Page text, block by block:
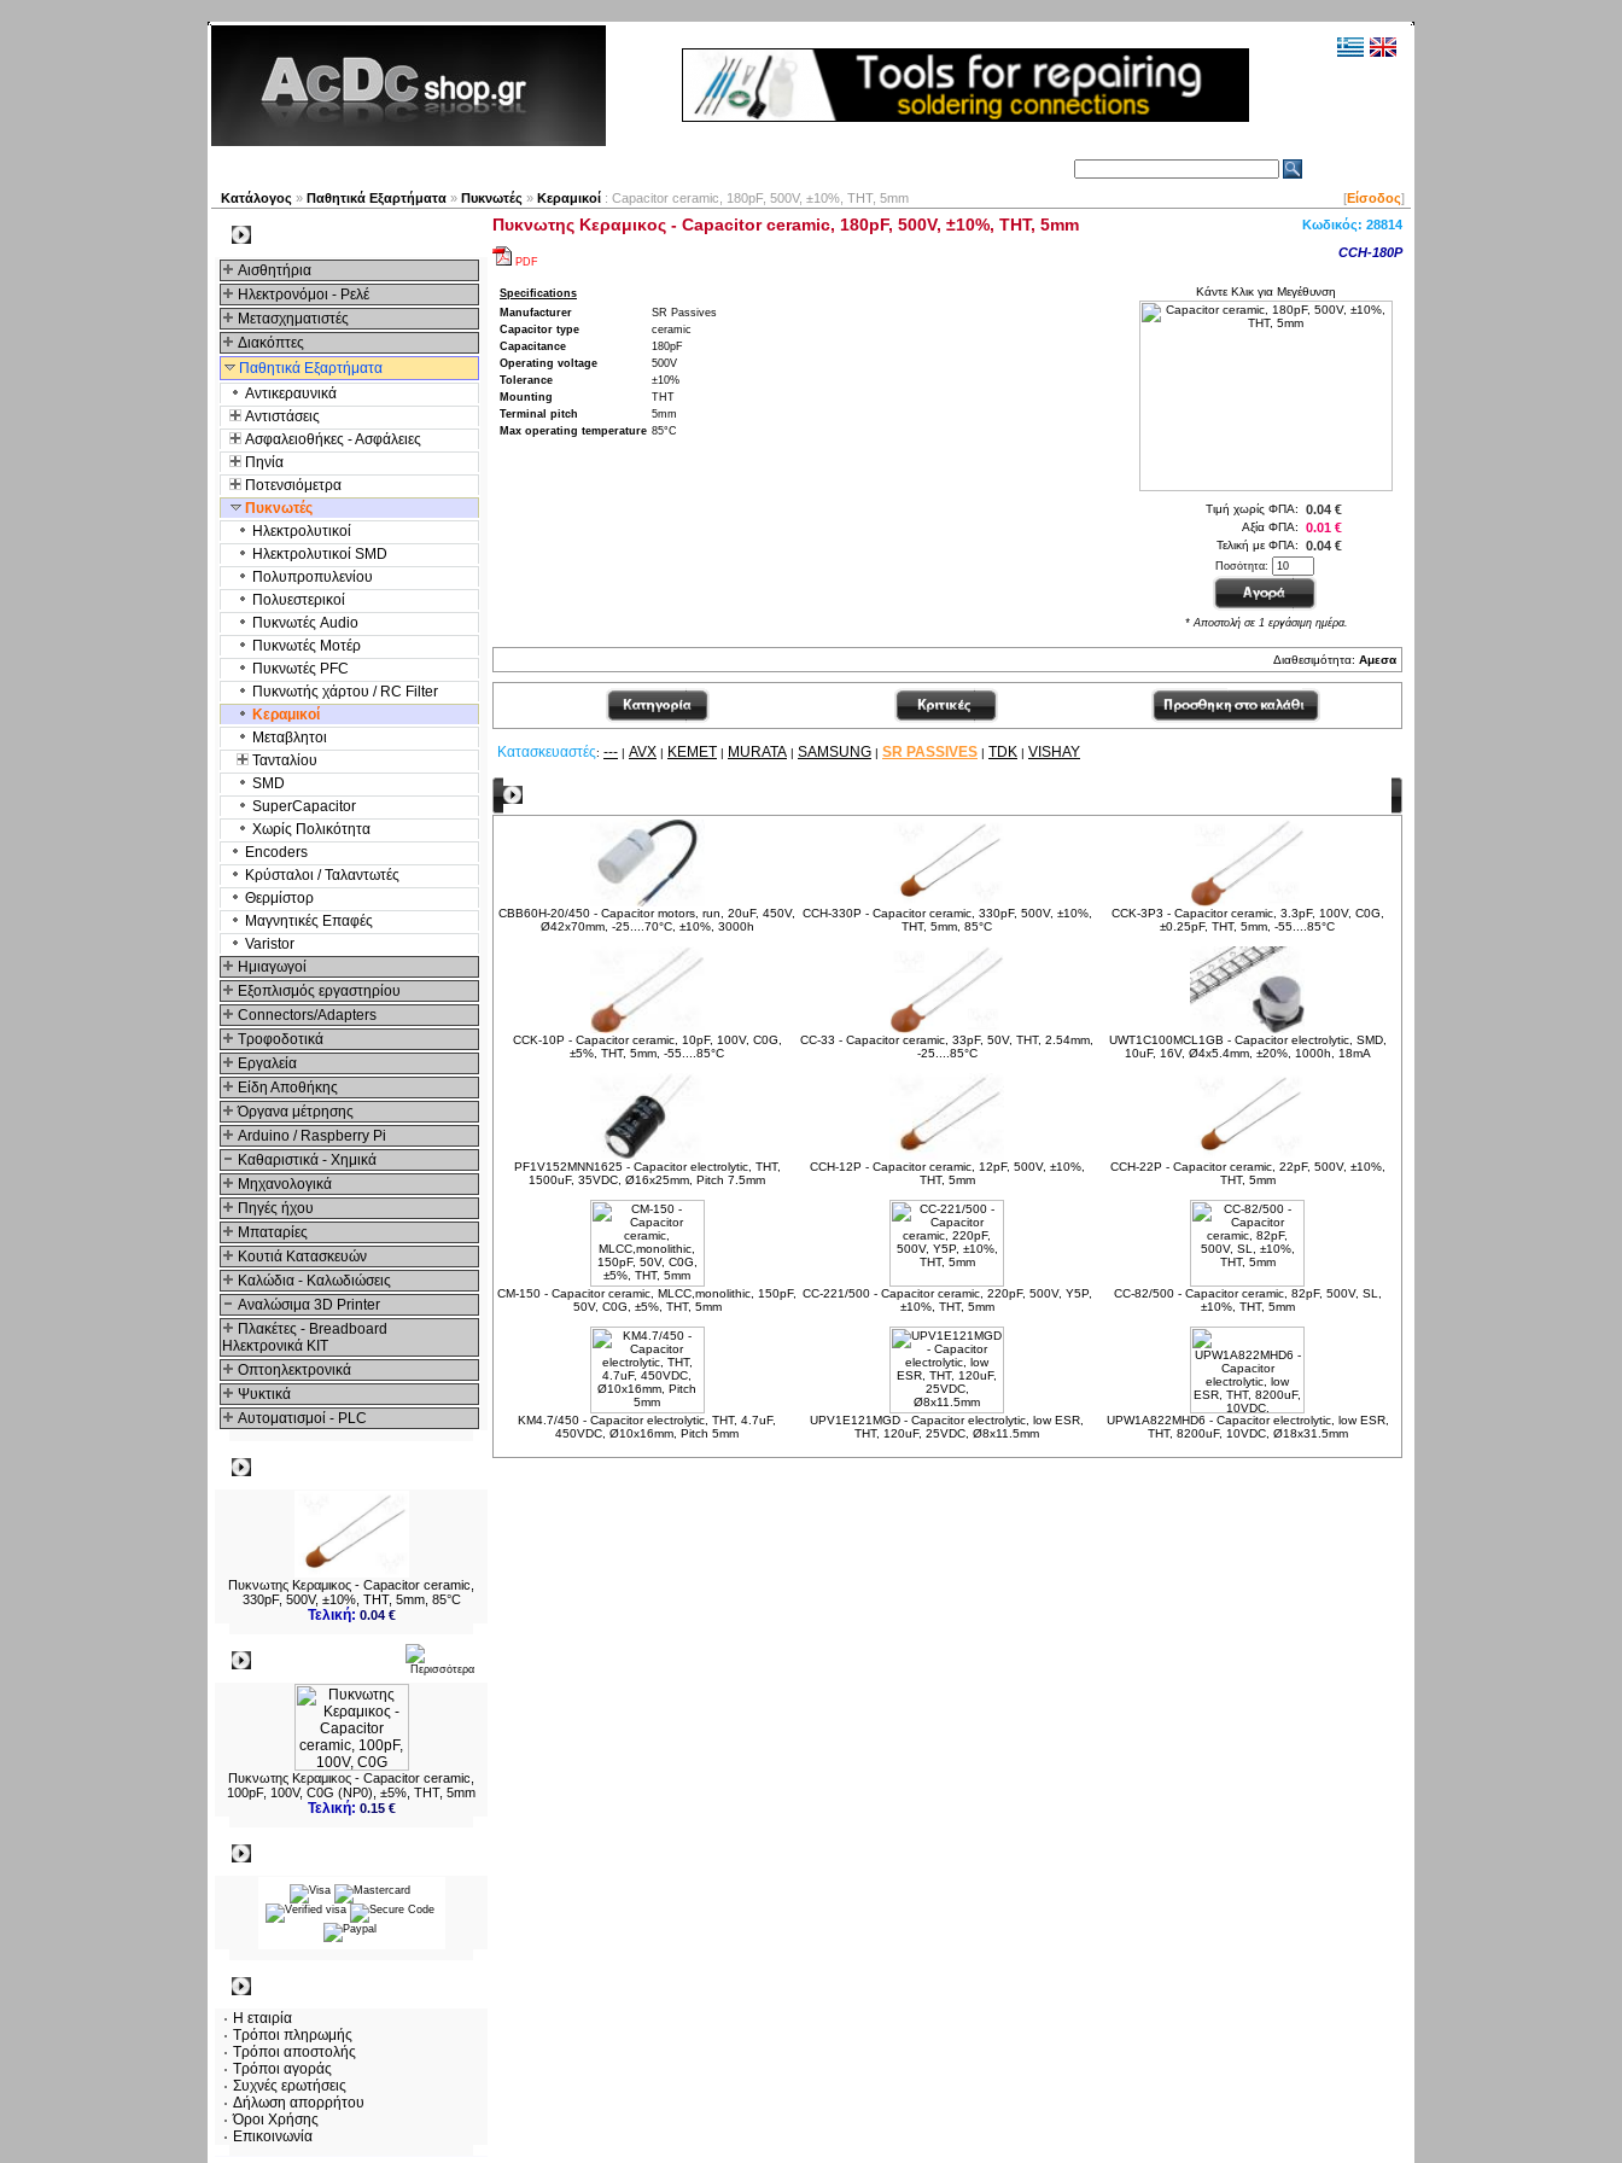
Κατάλογος » Παθητικά Εξαρτήματα » Πυκνωτές » Κεραμικοί : Capacitor ceramic, 180pF, 500V, ±10%, THT, 5mm [Είσοδος]
Αισθητήρια
Ηλεκτρονόμοι - Ρελέ
Μετασχηματιστές
Διακόπτες
Παθητικά Εξαρτήματα
Αντικεραυνικά
Αντιστάσεις
Ασφαλειοθήκες - Ασφάλειες
Πηνία
Ποτενσιόμετρα
Πυκνωτές
Ηλεκτρολυτικοί
Ηλεκτρολυτικοί SMD
Πολυπροπυλενίου
Πολυεστερικοί
Πυκνωτές Audio
Πυκνωτές Μοτέρ
Πυκνωτές PFC
Πυκνωτής χάρτου / RC Filter
Κεραμικοί
Μεταβλητοι
Τανταλίου
SMD
SuperCapacitor
Χωρίς Πολικότητα
Encoders
Κρύσταλοι / Ταλαντωτές
Θερμίστορ
Μαγνητικές Επαφές
Varistor
Hμιαγωγοί
Εξοπλισμός εργαστηρίου
Connectors/Adapters
Τροφοδοτικά
Εργαλεία
Είδη Αποθήκης
Όργανα μέτρησης
Arduino / Raspberry Pi
Καθαριστικά - Χημικά
Μηχανολογικά
Πηγές ήχου
Μπαταρίες
Κουτιά Κατασκευών
Καλώδια - Καλωδιώσεις
Αναλώσιμα 3D Printer
Πλακέτες - Breadboard
Ηλεκτρονικά ΚΙΤ
Οπτοηλεκτρονικά
Ψυκτικά
Αυτοματισμοί - PLC
Πυκνωτης Κεραμικος - Capacitor ceramic,
330pF, 500V, ±10%, THT, 5mm, 85°C
Τελική: 0.04 €
Πυκνωτης Κεραμικος - Capacitor ceramic,
100pF, 100V, C0G (NP0), ±5%, THT, 5mm
Τελική: 0.15 €
Η εταιρία
Τρόποι πληρωμής
Τρόποι αποστολής
Τρόποι αγοράς
Συχνές ερωτήσεις
Δήλωση απορρήτου
Όροι Χρήσης
Επικοινωνία
Πυκνωτης Κεραμικος - Capacitor ceramic, 180pF, 500V, ±10%, THT, 5mm Κωδικός: 28814
PDF
CCH-180P
Κάντε Κλικ για Μεγέθυνση
Τιμή χωρίς ΦΠΑ: 0.04 €
Αξία ΦΠΑ: 0.01 €
Τελική με ΦΠΑ: 0.04 €
Ποσότητα:
* Αποστολή σε 1 εργάσιμη ημέρα.
Specifications
Manufacturer
SR Passives
Capacitor type
ceramic
Capacitance
180pF
Operating voltage
500V
Tolerance
±10%
Mounting
THT
Terminal pitch
5mm
Max operating temperature 85°C
Διαθεσιμότητα: Αμεσα
Κατασκευαστές: --- | AVX | KEMET | MURATA | SAMSUNG | SR PASSIVES | TDK | VISHAY
CBB60H-20/450 - Capacitor motors, run, 20uF, 450V,
Ø42x70mm, -25....70°C, ±10%, 3000h
CCH-330P - Capacitor ceramic, 330pF, 500V, ±10%,
THT, 5mm, 85°C
CCK-3P3 - Capacitor ceramic, 3.3pF, 100V, C0G,
±0.25pF, THT, 5mm, -55....85°C
CCK-10P - Capacitor ceramic, 10pF, 100V, C0G,
±5%, THT, 5mm, -55....85°C
CC-33 - Capacitor ceramic, 33pF, 50V, THT, 2.54mm,
-25....85°C
UWT1C100MCL1GB - Capacitor electrolytic, SMD,
10uF, 16V, Ø4x5.4mm, ±20%, 1000h, 18mA
PF1V152MNN1625 - Capacitor electrolytic, THT,
1500uF, 35VDC, Ø16x25mm, Pitch 7.5mm
CCH-12P - Capacitor ceramic, 12pF, 500V, ±10%,
THT, 5mm
CCH-22P - Capacitor ceramic, 22pF, 500V, ±10%,
THT, 5mm
CM-150 - Capacitor ceramic, MLCC,monolithic, 150pF,
50V, C0G, ±5%, THT, 5mm
CC-221/500 - Capacitor ceramic, 220pF, 500V, Y5P,
±10%, THT, 5mm
CC-82/500 - Capacitor ceramic, 82pF, 500V, SL,
±10%, THT, 5mm
KM4.7/450 - Capacitor electrolytic, THT, 4.7uF,
450VDC, Ø10x16mm, Pitch 5mm
UPV1E121MGD - Capacitor electrolytic, low ESR,
THT, 120uF, 25VDC, Ø8x11.5mm
UPW1A822MHD6 - Capacitor electrolytic, low ESR,
THT, 8200uF, 10VDC, Ø18x31.5mm